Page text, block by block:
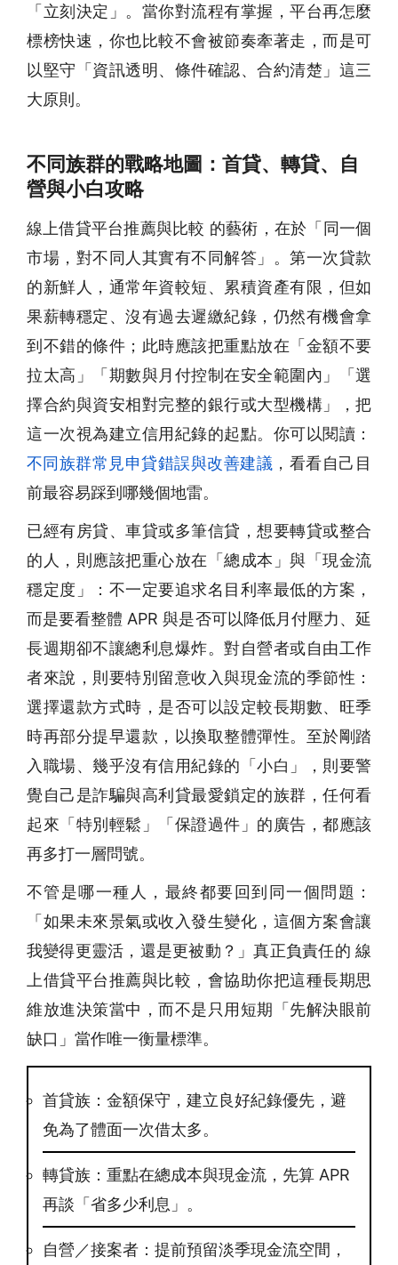
「立刻決定」。當你對流程有掌握，平台再怎麼
標榜快速，你也比較不會被節奏牽著走，而是可
以堅守「資訊透明、條件確認、合約清楚」這三
大原則。
不同族群的戰略地圖：首貸、轉貸、自
營與小白攻略
線上借貸平台推薦與比較 的藝術，在於「同一個
市場，對不同人其實有不同解答」。第一次貸款
的新鮮人，通常年資較短、累積資產有限，但如
果薪轉穩定、沒有過去遲繳紀錄，仍然有機會拿
到不錯的條件；此時應該把重點放在「金額不要
拉太高」「期數與月付控制在安全範圍內」「選
擇合約與資安相對完整的銀行或大型機構」，把
這一次視為建立信用紀錄的起點。你可以閱讀：
不同族群常見申貸錯誤與改善建議 ，看看自己目
前最容易踩到哪幾個地雷。
已經有房貸、車貸或多筆信貸，想要轉貸或整合
的人，則應該把重心放在「總成本」與「現金流
穩定度」：不一定要追求名目利率最低的方案，
而是要看整體 APR 與是否可以降低月付壓力、延
長週期卻不讓總利息爆炸。對自營者或自由工作
者來說，則要特別留意收入與現金流的季節性：
選擇還款方式時，是否可以設定較長期數、旺季
時再部分提早還款，以換取整體彈性。至於剛踏
入職場、幾乎沒有信用紀錄的「小白」，則要警
覺自己是詐騙與高利貸最愛鎖定的族群，任何看
起來「特別輕鬆」「保證過件」的廣告，都應該
再多打一層問號。
不管是哪一種人，最終都要回到同一個問題：
「如果未來景氣或收入發生變化，這個方案會讓
我變得更靈活，還是更被動？」真正負責任的 線
上借貸平台推薦與比較，會協助你把這種長期思
維放進決策當中，而不是只用短期「先解決眼前
缺口」當作唯一衡量標準。
首貸族：金額保守，建立良好紀錄優先，避
免為了體面一次借太多。
轉貸族：重點在總成本與現金流，先算 APR
再談「省多少利息」。
自營／接案者：提前預留淡季現金流空間，